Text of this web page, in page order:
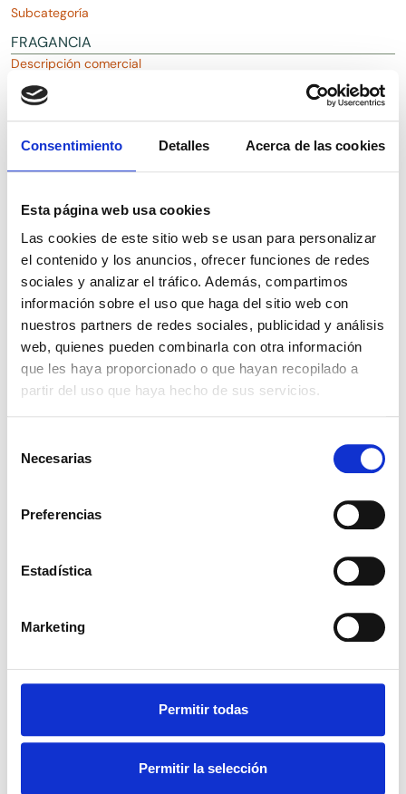
Consentimiento Detalles Acerca de las cookies
Esta página web usa cookies
Las cookies de este sitio web se usan para personalizar
el contenido y los anuncios, ofrecer funciones de redes
sociales y analizar el tráfico. Además, compartimos
información sobre el uso que haga del sitio web con
nuestros partners de redes sociales, publicidad y análisis
web, quienes pueden combinarla con otra información
que les haya proporcionado o que hayan recopilado a
partir del uso que haya hecho de sus servicios.
Necesarias
Preferencias
Estadística
Marketing
Permitir todas
Permitir la selección
Subcategoría
FRAGANCIA
Descripción comercial
Fragancia PARFEX para uso cosmético
Descargas
Presentaciones
5KG 25KG 100KG
Ingredientes relacionados
TURPINAL SL
SYMTRIOL®